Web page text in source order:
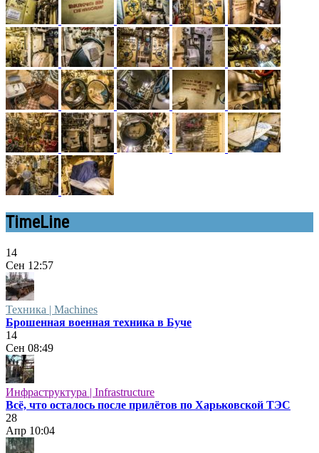
TimeLine
14
Сен 12:57
Техника | Machines
Брошенная военная техника в Буче
14
Сен 08:49
Инфраструктура | Infrastructure
Всё, что осталось после прилётов по Харьковской ТЭС
28
Апр 10:04